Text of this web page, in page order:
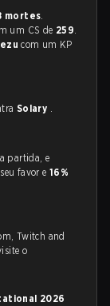
mortes.
um CS de 259.
com um KP
Solary .
partida, e
favor e16%
Twitch and
o
2026